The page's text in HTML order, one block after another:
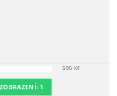
595 Kč
1